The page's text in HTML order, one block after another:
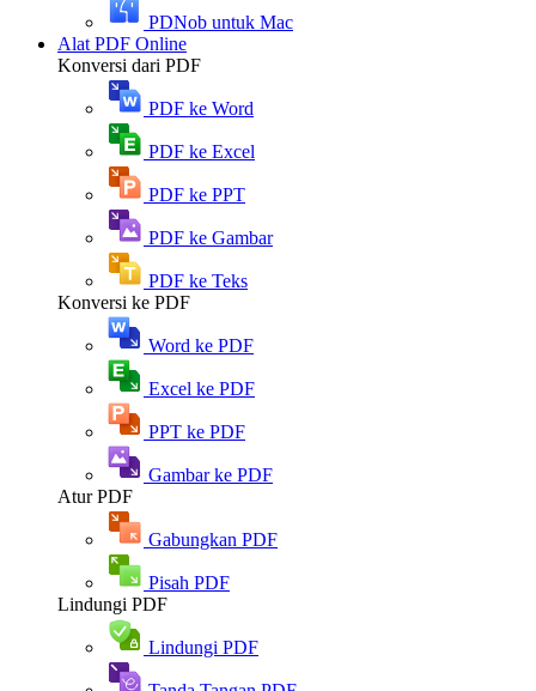
PDNob untuk Mac
Alat PDF Online
Konversi dari PDF
PDF ke Word
PDF ke Excel
PDF ke PPT
PDF ke Gambar
PDF ke Teks
Konversi ke PDF
Word ke PDF
Excel ke PDF
PPT ke PDF
Gambar ke PDF
Atur PDF
Gabungkan PDF
Pisah PDF
Lindungi PDF
Lindungi PDF